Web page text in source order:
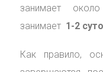
занимает
занимает 1-2
Как правило,